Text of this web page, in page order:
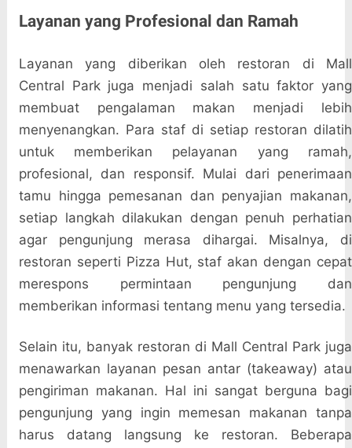
Layanan yang Profesional dan Ramah
Layanan yang diberikan oleh restoran di Mall
Central Park juga menjadi salah satu faktor yang
membuat pengalaman makan menjadi lebih
menyenangkan. Para staf di setiap restoran dilatih
untuk memberikan pelayanan yang ramah,
profesional, dan responsif. Mulai dari penerimaan
tamu hingga pemesanan dan penyajian makanan,
setiap langkah dilakukan dengan penuh perhatian
agar pengunjung merasa dihargai. Misalnya, di
restoran seperti Pizza Hut, staf akan dengan cepat
merespons permintaan pengunjung dan
memberikan informasi tentang menu yang tersedia.
Selain itu, banyak restoran di Mall Central Park juga
menawarkan layanan pesan antar (takeaway) atau
pengiriman makanan. Hal ini sangat berguna bagi
pengunjung yang ingin memesan makanan tanpa
harus datang langsung ke restoran. Beberapa